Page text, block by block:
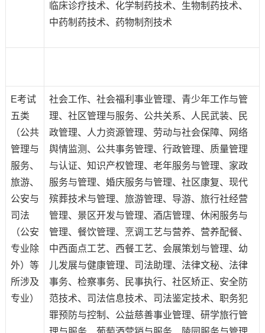
临床诊疗技术、化学制药技术、生物制药技术、
中药制药技术、药物制剂技术
E考试
五类
（公共
管理与
服务、
旅游、
公安与
司法
（公安
专业除
外）等
所涉及
专业）
社会工作、社会福利事业管理、青少年工作与管
理、社区管理与服务、公共关系、人民武装、民
政管理、人力资源管理、劳动与社会保障、网络
舆情监测、公共事务管理、行政管理、质量管理
与认证、知识产权管理、老年服务与管理、家政
服务与管理、婚庆服务与管理、社区康复、现代
殡葬技术与管理、旅游管理、导游、旅行社经营
管理、景区开发与管理、酒店管理、休闲服务与
管理、餐饮管理、烹调工艺与营养、营养配餐、
中西面点工艺、西餐工艺、会展策划与管理、幼
儿发展与健康管理、司法助理、法律文秘、法律
事务、检察事务、民事执行、社区矫正、安全防
范技术、司法信息技术、司法鉴定技术、职务犯
罪预防与控制、公益慈善事业管理、研学旅行管